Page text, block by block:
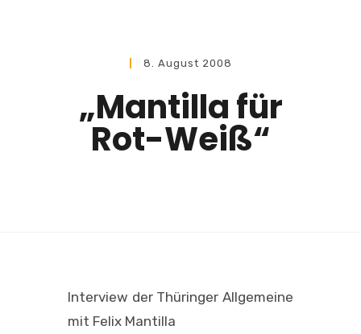
8. August 2008
„Mantilla für
Rot-Weiß“
Interview der Thüringer Allgemeine
mit Felix Mantilla